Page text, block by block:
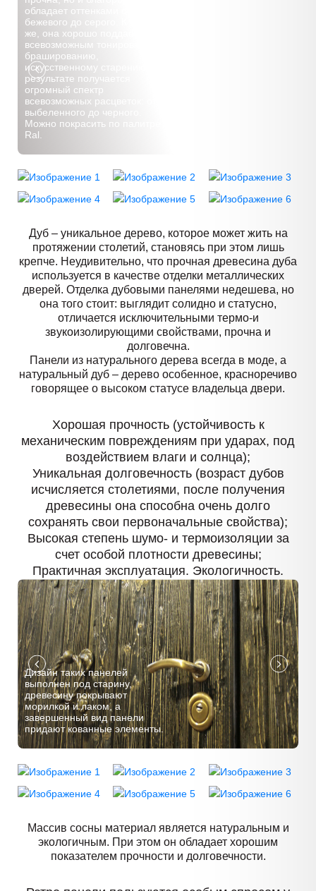
обладает оттенками от
бежевого до серого. К тому
же, она хорошо поддается
всевозможным тонировкам,
брашированию,
искусственному старению. В
результате получается
огромный спектр
всевозможных расцветок: от
выбеленного до черного.
Можно покрасить по палитре
Ral.
Хорошая прочность (устойчивость к
механическим повреждениям при ударах, под
воздействием влаги и солнца);
Уникальная долговечность (возраст дубов
исчисляется столетиями, после получения
древесины она способна очень долго
сохранять свои первоначальные свойства);
Высокая степень шумо- и термоизоляции за
счет особой плотности древесины;
Практичная эксплуатация. Экологичность.
Дуб – уникальное дерево, которое может жить на
протяжении столетий, становясь при этом лишь
крепче. Неудивительно, что прочная древесина дуба
используется в качестве отделки металлических
дверей. Отделка дубовыми панелями недешева, но
она того стоит: выглядит солидно и статусно,
отличается исключительными термо-и
звукоизолирующими свойствами, прочна и
долговечна.
Панели из натурального дерева всегда в моде, а
натуральный дуб – дерево особенное, красноречиво
говорящее о высоком статусе владельца двери.
Дизайн таких панелей
выполнен под старину,
древесину покрывают
морилкой и лаком, а
завершенный вид панели
придают кованные элементы.
Массив сосны материал является натуральным и
экологичным. При этом он обладает хорошим
показателем прочности и долговечности.